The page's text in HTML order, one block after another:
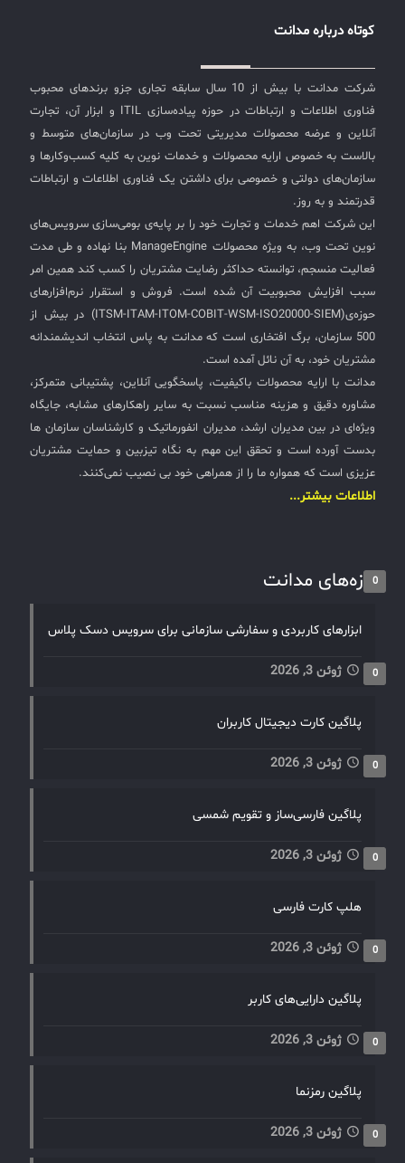
کوتاه درباره مدانت
شرکت مدانت با بیش از 10 سال سابقه تجاری جزو برندهای محبوب
فناوری اطلاعات و ارتباطات در حوزه پیاده‌سازی ITIL و ابزار آن، تجارت
آنلاین و عرضه محصولات مدیریتی تحت وب در سازمان‌های متوسط و
بالاست به خصوص ارایه محصولات و خدمات نوین به کلیه کسب‌وکارها و
سازمان‌های دولتی و خصوصی برای داشتن یک فناوری اطلاعات و ارتباطات
قدرتمند و به روز.
این شرکت اهم خدمات و تجارت خود را بر پایه‌ی بومی‌سازی سرویس‌های
نوین تحت وب، به ویژه محصولات ManageEngine بنا نهاده و طی مدت
فعالیت منسجم، توانسته حداکثر رضایت مشتریان را کسب کند همین امر
سبب افزایش محبوبیت آن شده است. فروش و استقرار نرم‌افزارهای
حوزه‌ی(ITSM-ITAM-ITOM-COBIT-WSM-ISO20000-SIEM) در بیش از
500 سازمان، برگ افتخاری است که مدانت به پاس انتخاب اندیشمندانه
مشتریان خود، به آن نائل آمده است.
مدانت با ارایه محصولات باکیفیت، پاسخگویی آنلاین، پشتیبانی متمرکز،
مشاوره دقیق و هزینه مناسب نسبت به سایر راهکارهای مشابه، جایگاه
ویژه‌ای در بین مدیران ارشد، مدیران انفورماتیک و کارشناسان سازمان ها
بدست آورده است و تحقق این مهم به نگاه تیزبین و حمایت مشتریان
عزیزی است که همواره ما را از همراهی خود بی نصیب نمی‌کنند.
اطلاعات بیشتر...
تازه‌های مدانت0
ابزارهای کاربردی و سفارشی سازمانی برای سرویس دسک پلاس
ژوئن 3, 2026 0
پلاگین کارت دیجیتال کاربران
ژوئن 3, 2026 0
پلاگین فارسی‌ساز و تقویم شمسی
ژوئن 3, 2026 0
هلپ کارت فارسی
ژوئن 3, 2026 0
پلاگین دارایی‌های کاربر
ژوئن 3, 2026 0
پلاگین رمزنما
ژوئن 3, 2026 0